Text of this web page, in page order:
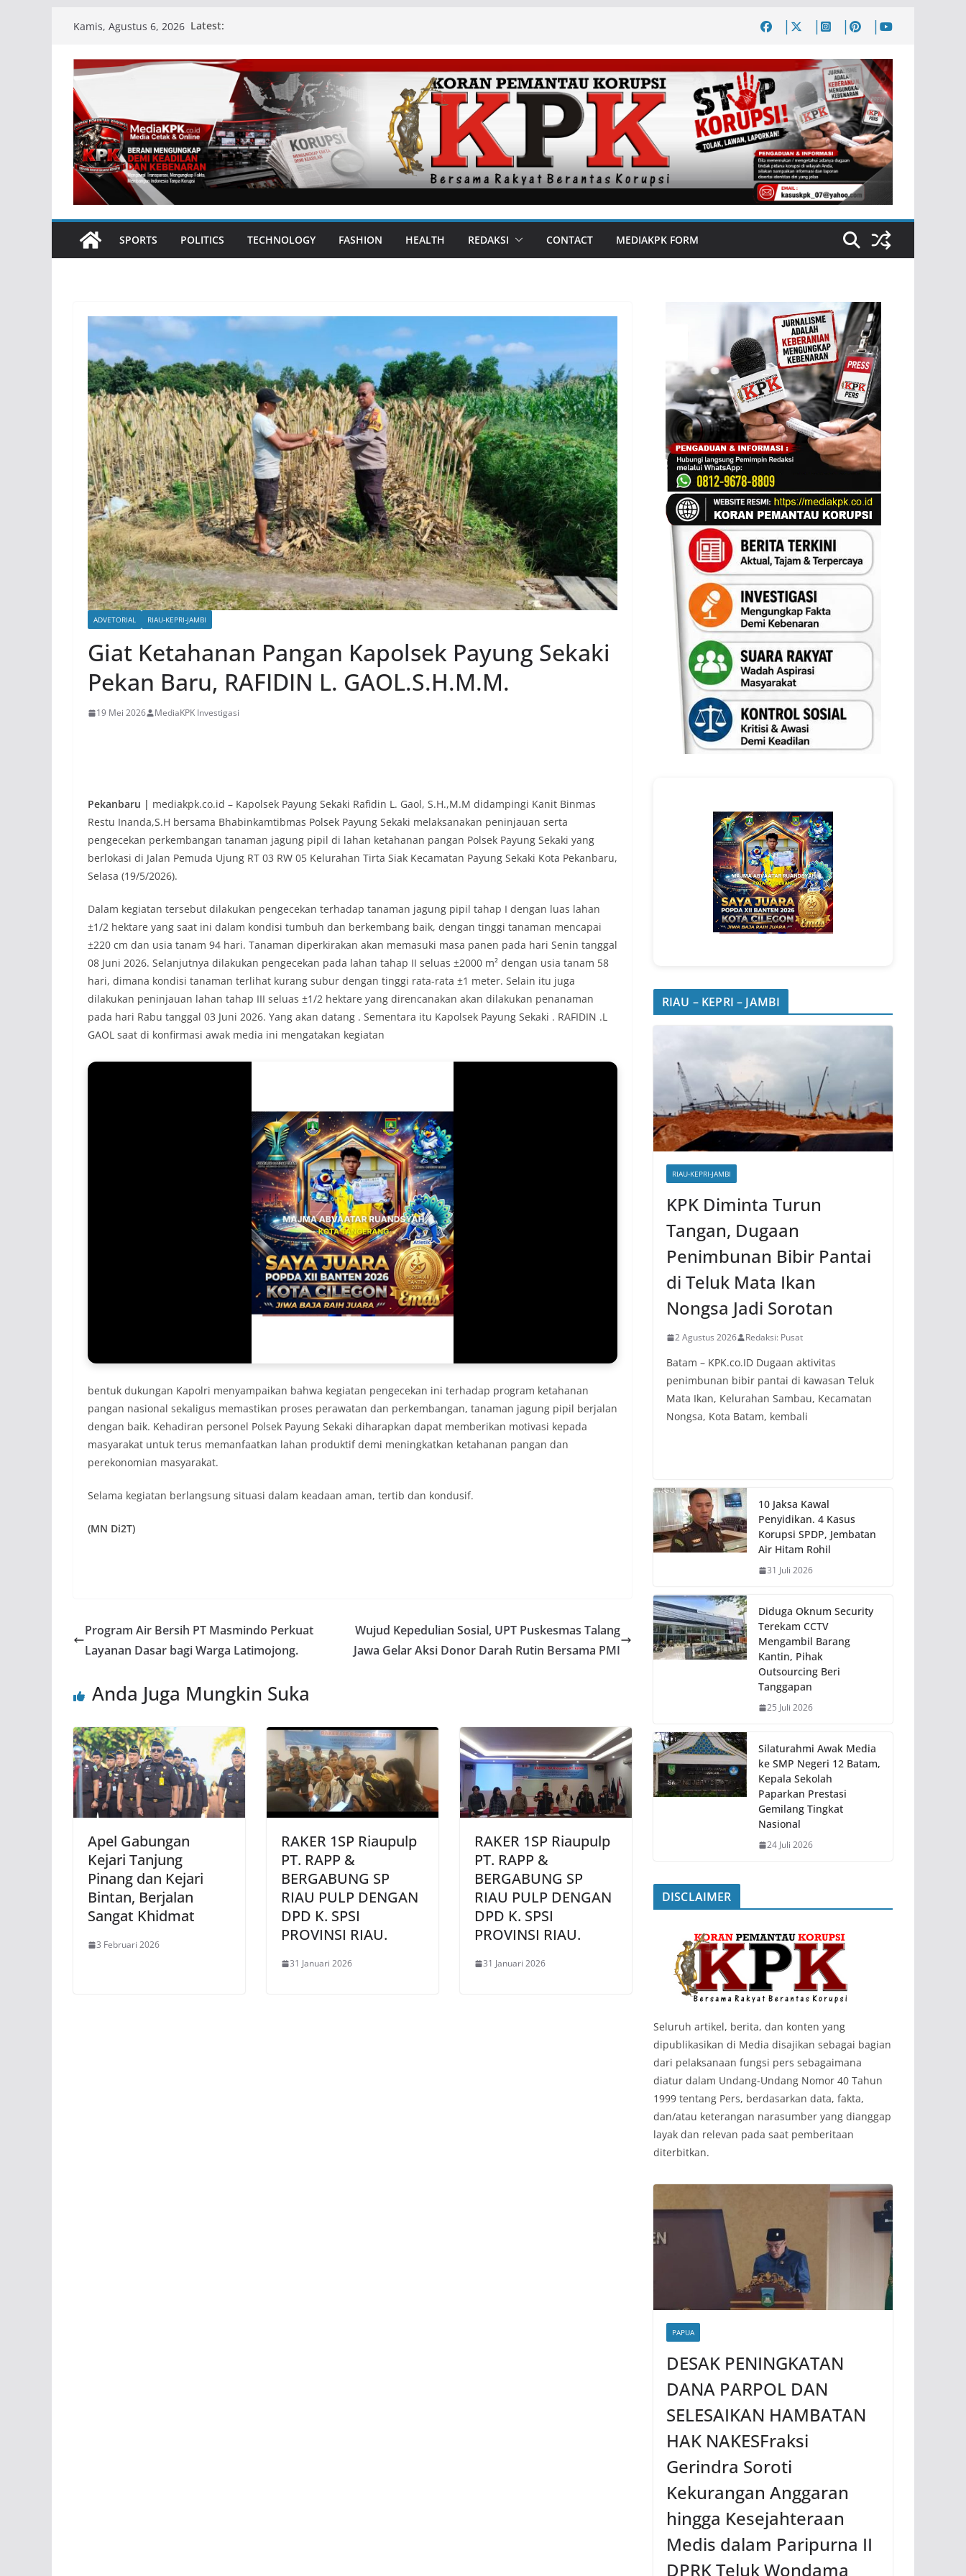
content
Kamis, Agustus 6, 2026 Latest:
SPORTS POLITICS TECHNOLOGY FASHION HEALTH REDAKSI CONTACT MEDIAKPK FORM
ADVETORIAL RIAU-KEPRI-JAMBI
Giat Ketahanan Pangan Kapolsek Payung Sekaki
Pekan Baru, RAFIDIN L. GAOL.S.H.M.M.
19 Mei 2026 MediaKPK Investigasi
Pekanbaru | mediakpk.co.id – Kapolsek Payung Sekaki Rafidin L. Gaol, S.H.,M.M didampingi Kanit Binmas
Restu Inanda,S.H bersama Bhabinkamtibmas Polsek Payung Sekaki melaksanakan peninjauan serta
pengecekan perkembangan tanaman jagung pipil di lahan ketahanan pangan Polsek Payung Sekaki yang
berlokasi di Jalan Pemuda Ujung RT 03 RW 05 Kelurahan Tirta Siak Kecamatan Payung Sekaki Kota Pekanbaru,
Selasa (19/5/2026).
Dalam kegiatan tersebut dilakukan pengecekan terhadap tanaman jagung pipil tahap I dengan luas lahan
±1/2 hektare yang saat ini dalam kondisi tumbuh dan berkembang baik, dengan tinggi tanaman mencapai
±220 cm dan usia tanam 94 hari. Tanaman diperkirakan akan memasuki masa panen pada hari Senin tanggal
08 Juni 2026. Selanjutnya dilakukan pengecekan pada lahan tahap II seluas ±2000 m² dengan usia tanam 58
hari, dimana kondisi tanaman terlihat kurang subur dengan tinggi rata-rata ±1 meter. Selain itu juga
dilakukan peninjauan lahan tahap III seluas ±1/2 hektare yang direncanakan akan dilakukan penanaman
pada hari Rabu tanggal 03 Juni 2026. Yang akan datang . Sementara itu Kapolsek Payung Sekaki . RAFIDIN .L
GAOL saat di konfirmasi awak media ini mengatakan kegiatan
bentuk dukungan Kapolri menyampaikan bahwa kegiatan pengecekan ini terhadap program ketahanan
pangan nasional sekaligus memastikan proses perawatan dan perkembangan, tanaman jagung pipil berjalan
dengan baik. Kehadiran personel Polsek Payung Sekaki diharapkan dapat memberikan motivasi kepada
masyarakat untuk terus memanfaatkan lahan produktif demi meningkatkan ketahanan pangan dan
perekonomian masyarakat.
Selama kegiatan berlangsung situasi dalam keadaan aman, tertib dan kondusif.
(MN Di2T)
Program Air Bersih PT Masmindo Perkuat
Layanan Dasar bagi Warga Latimojong.
Wujud Kepedulian Sosial, UPT Puskesmas Talang
Jawa Gelar Aksi Donor Darah Rutin Bersama PMI
Anda Juga Mungkin Suka
Apel Gabungan
Kejari Tanjung
Pinang dan Kejari
Bintan, Berjalan
Sangat Khidmat
3 Februari 2026
RAKER 1SP Riaupulp
PT. RAPP &
BERGABUNG SP
RIAU PULP DENGAN
DPD K. SPSI
PROVINSI RIAU.
31 Januari 2026
RAKER 1SP Riaupulp
PT. RAPP &
BERGABUNG SP
RIAU PULP DENGAN
DPD K. SPSI
PROVINSI RIAU.
31 Januari 2026
RIAU – KEPRI – JAMBI
RIAU-KEPRI-JAMBI
KPK Diminta Turun
Tangan, Dugaan
Penimbunan Bibir Pantai
di Teluk Mata Ikan
Nongsa Jadi Sorotan
2 Agustus 2026 Redaksi: Pusat
Batam – KPK.co.ID Dugaan aktivitas
penimbunan bibir pantai di kawasan Teluk
Mata Ikan, Kelurahan Sambau, Kecamatan
Nongsa, Kota Batam, kembali
10 Jaksa Kawal
Penyidikan. 4 Kasus
Korupsi SPDP, Jembatan
Air Hitam Rohil
31 Juli 2026
Diduga Oknum Security
Terekam CCTV
Mengambil Barang
Kantin, Pihak
Outsourcing Beri
Tanggapan
25 Juli 2026
Silaturahmi Awak Media
ke SMP Negeri 12 Batam,
Kepala Sekolah
Paparkan Prestasi
Gemilang Tingkat
Nasional
24 Juli 2026
DISCLAIMER
‎Seluruh artikel, berita, dan konten yang
dipublikasikan di Media disajikan sebagai bagian
dari pelaksanaan fungsi pers sebagaimana
diatur dalam Undang-Undang Nomor 40 Tahun
1999 tentang Pers, berdasarkan data, fakta,
dan/atau keterangan narasumber yang dianggap
layak dan relevan pada saat pemberitaan
diterbitkan.
PAPUA
DESAK PENINGKATAN
DANA PARPOL DAN
SELESAIKAN HAMBATAN
HAK NAKESFraksi
Gerindra Soroti
Kekurangan Anggaran
hingga Kesejahteraan
Medis dalam Paripurna II
DPRK Teluk Wondama